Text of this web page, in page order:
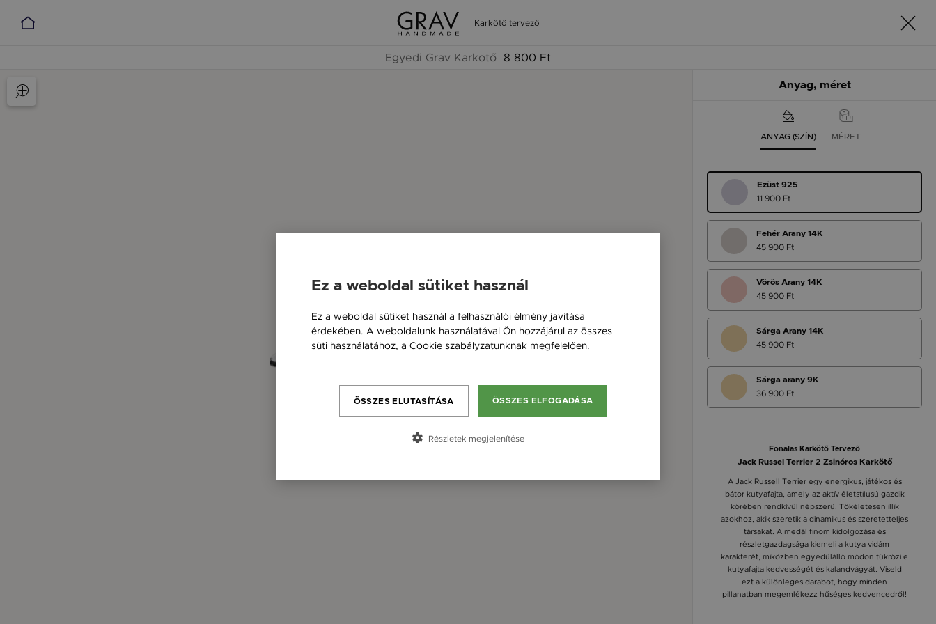
Karkötő tervező
Egyedi Grav Karkötő 8 800 Ft
Anyag, méret
ANYAG (SZÍN) MÉRET
Ezüst 925
11 900 Ft
Fehér Arany 14K
45 900 Ft
Vörös Arany 14K
45 900 Ft
Sárga Arany 14K
45 900 Ft
Sárga arany 9K
36 900 Ft
Fonalas Karkötő Tervező
Jack Russel Terrier 2 Zsinóros Karkötő
A Jack Russell Terrier egy energikus, játékos és
bátor kutyafajta, amely az aktív életstílusú gazdik
körében rendkívül népszerű. Tökéletesen illik
azokhoz, akik szeretik a dinamikus és szeretetteljes
társakat. A medál finom kidolgozása és
részletgazdagsága kiemeli a kutya vidám
karakterét, miközben egyedülálló módon tükrözi e
kutyafajta kedvességét és kalandvágyát. Viseld
ezt a különleges darabot, hogy minden
pillanatban megemlékezz hűséges kedvencedről!
Ez a weboldal sütiket használ
Ez a weboldal sütiket használ a felhasználói élmény javítása
érdekében. A weboldalunk használatával Ön hozzájárul az összes
süti használatához, a Cookie szabályzatunknak megfelelően.
ÖSSZES ELFOGADÁSA
ÖSSZES ELUTASÍTÁSA
Részletek megjelenítése